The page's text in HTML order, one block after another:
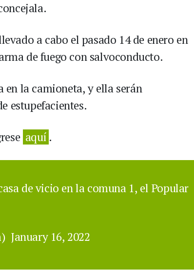
a cabo el pasado 14 de enero en
de fuego con salvoconducto.
en la camioneta, y ella serán
estupefacientes.
aquí .
de vicio en la comuna 1, el Popular
January 16, 2022